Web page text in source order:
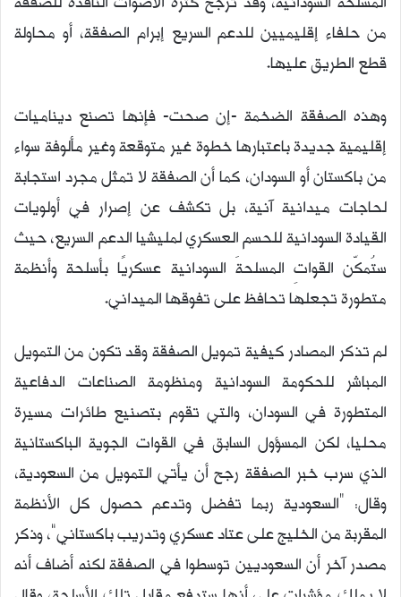
من حلفاء إقليميين للدعم السريع إبرام الصفقة، أو محاولة
قطع الطريق عليها.
وهذه الصفقة الضخمة -إن صحت- فإنها تصنع ديناميات
إقليمية جديدة باعتبارها خطوة غير متوقعة وغير مألوفة سواء
من باكستان أو السودان، كما أن الصفقة لا تمثل مجرد استجابة
لحاجات ميدانية آنية، بل تكشف عن إصرار في أولويات
القيادة السودانية للحسم العسكري لمليشيا الدعم السريع، حيث
ستُمكّن القواتِ المسلحةَ السودانية عسكريًا بأسلحة وأنظمة
متطورة تجعلها تحافظ على تفوقها الميداني.
لم تذكر المصادر كيفية تمويل الصفقة وقد تكون من التمويل
المباشر للحكومة السودانية ومنظومة الصناعات الدفاعية
المتطورة في السودان، والتي تقوم بتصنيع طائرات مسيرة
محليا، لكن المسؤول السابق في القوات الجوية الباكستانية
الذي سرب خبر الصفقة رجح أن يأتي التمويل من السعودية،
وقال: “السعودية ربما تفضل وتدعم حصول كل الأنظمة
المقربة من الخليج على عتاد عسكري وتدريب باكستاني”، وذكر
مصدر آخر أن السعوديين توسطوا في الصفقة لكنه أضاف أنه